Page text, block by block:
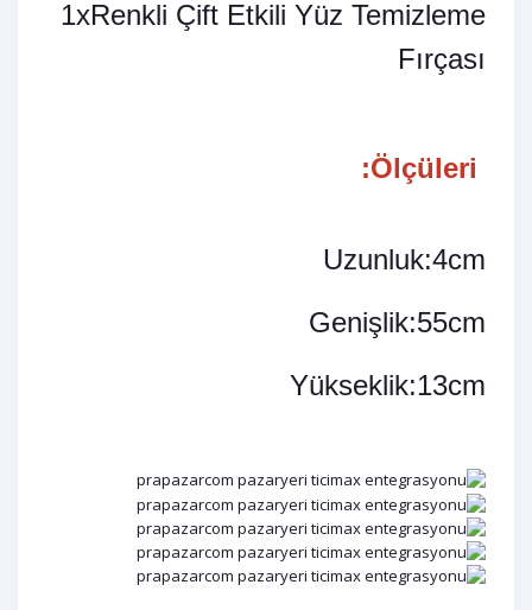
1xRenkli Çift Etkili Yüz Temizleme
Fırçası
Uzunluk:4cm
Genişlik:55cm
Yükseklik:13cm